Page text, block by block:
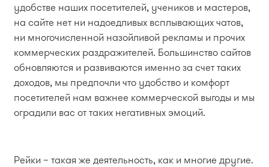
удобстве наших посетителей, учеников и мастеров,
на сайте нет ни надоедливых всплывающих чатов,
ни многочисленной назойливой рекламы и прочих
коммерческих раздражителей. Большинство сайтов
обновляются и развиваются именно за счет таких
доходов, мы предпочли что удобство и комфорт
посетителей нам важнее коммерческой выгоды и мы
оградили вас от таких негативных эмоций.
Рейки – такая же деятельность, как и многие другие.